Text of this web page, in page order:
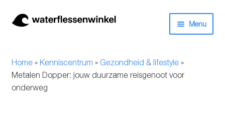
Ga
Ga
Menu
Bidons
Home» Kenniscentrum » Gezondheid & lifestyle»
Metalen Dopper: jouw duurzame reisgenoot voor
onderweg